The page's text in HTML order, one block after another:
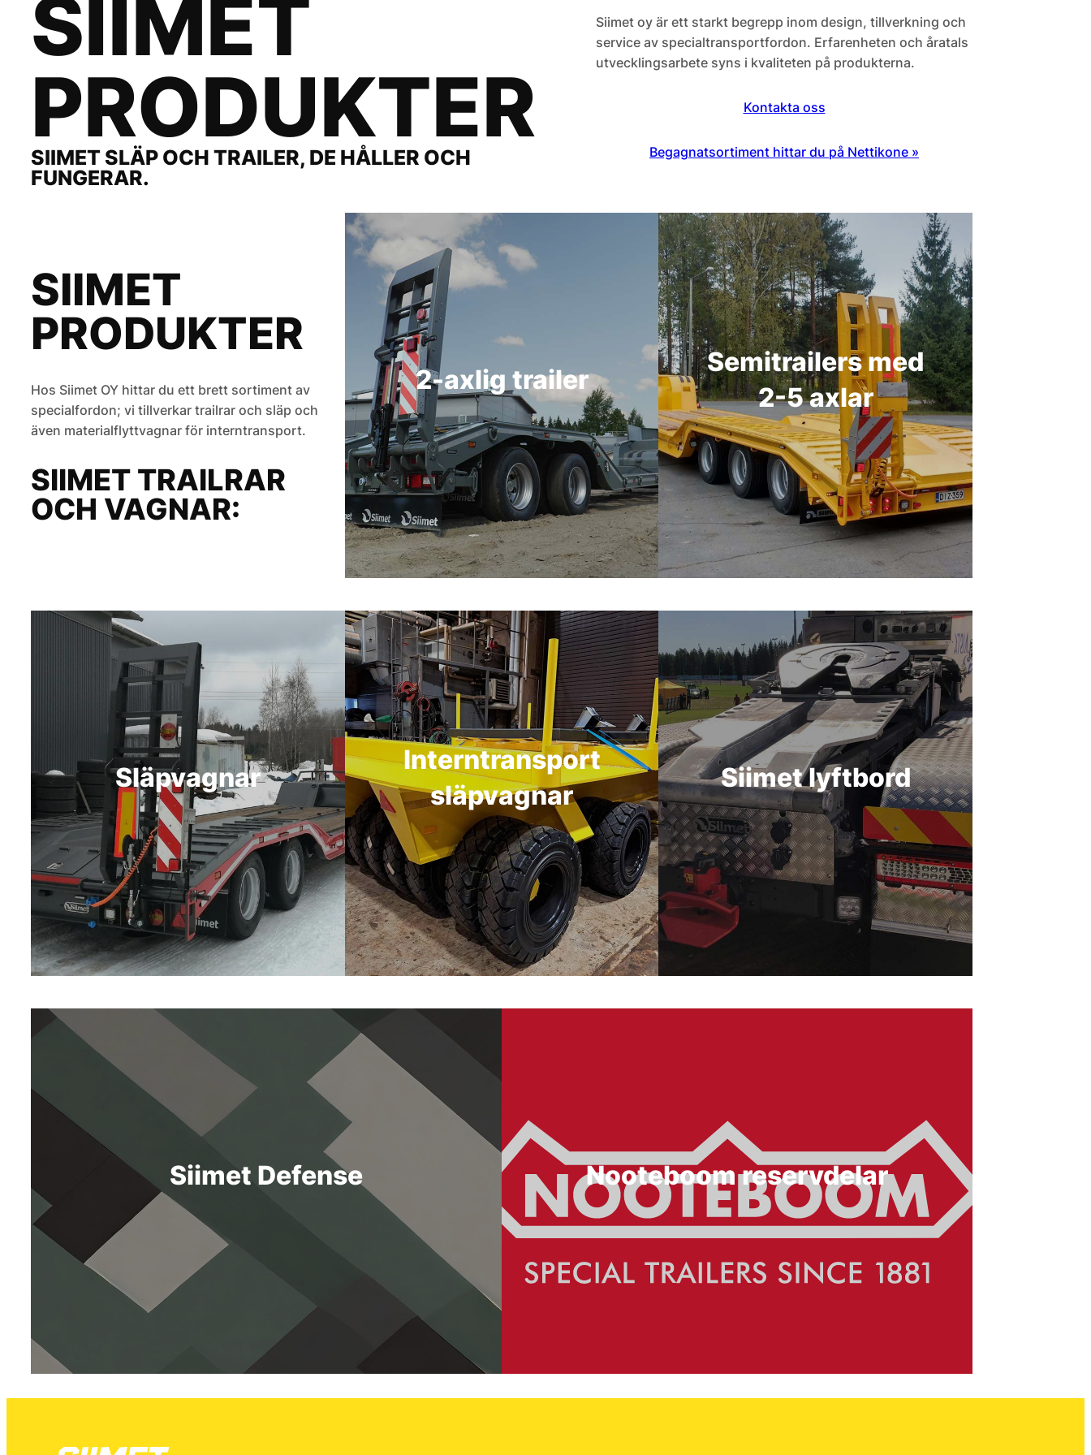
SIIMET
PRODUKTER
SIIMET SLÄP OCH TRAILER, DE HÅLLER OCH
FUNGERAR.
Siimet oy är ett starkt begrepp inom design, tillverkning och
service av specialtransportfordon. Erfarenheten och åratals
utvecklingsarbete syns i kvaliteten på produkterna.
Kontakta oss
Begagnatsortiment hittar du på Nettikone »
SIIMET
PRODUKTER
Hos Siimet OY hittar du ett brett sortiment av
specialfordon; vi tillverkar trailrar och släp och
även materialflyttvagnar för interntransport.
SIIMET TRAILRAR
OCH VAGNAR:
2-axlig trailer
Semitrailers med
2-5 axlar
Släpvagnar
Interntransport
släpvagnar
Siimet lyftbord
Siimet Defense Nooteboom reservdelar